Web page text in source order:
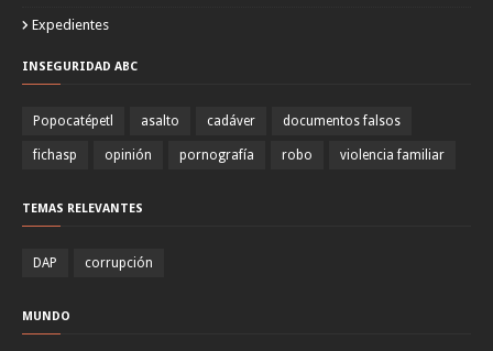
Expedientes
INSEGURIDAD ABC
Popocatépetl asalto cadáver documentos falsos
fichasp opinión pornografía robo violencia familiar
TEMAS RELEVANTES
DAP corrupción
MUNDO